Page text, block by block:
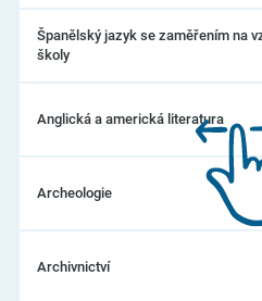
Španělský jazyk se zaměřením na
školy
Anglická a americká literatura
Archeologie
Archivnictví